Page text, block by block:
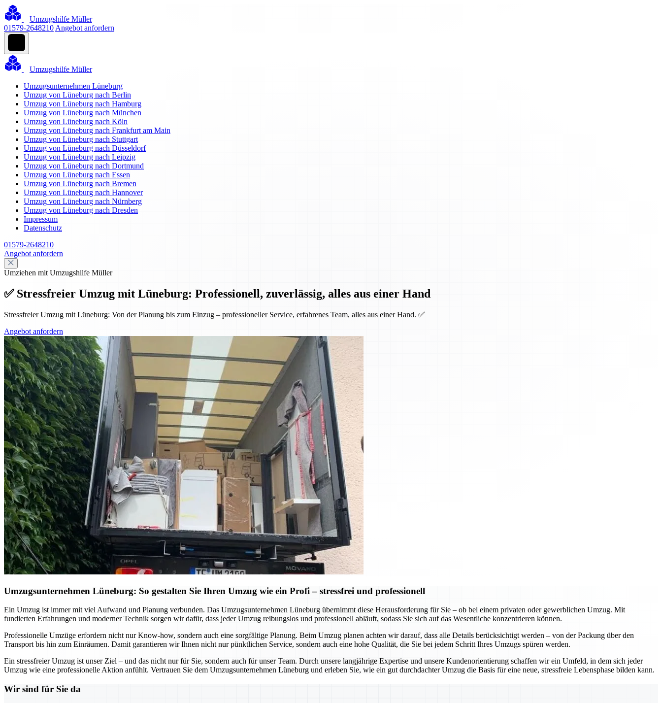
Umzugshilfe Müller
01579-2648210 Angebot anfordern
Umzugshilfe Müller
Umzugsunternehmen Lüneburg
Umzug von Lüneburg nach Berlin
Umzug von Lüneburg nach Hamburg
Umzug von Lüneburg nach München
Umzug von Lüneburg nach Köln
Umzug von Lüneburg nach Frankfurt am Main
Umzug von Lüneburg nach Stuttgart
Umzug von Lüneburg nach Düsseldorf
Umzug von Lüneburg nach Leipzig
Umzug von Lüneburg nach Dortmund
Umzug von Lüneburg nach Essen
Umzug von Lüneburg nach Bremen
Umzug von Lüneburg nach Hannover
Umzug von Lüneburg nach Nürnberg
Umzug von Lüneburg nach Dresden
Impressum
Datenschutz
01579-2648210
Angebot anfordern
Umziehen mit Umzugshilfe Müller
✅ Stressfreier Umzug mit Lüneburg: Professionell, zuverlässig, alles aus einer Hand
Stressfreier Umzug mit Lüneburg: Von der Planung bis zum Einzug – professioneller Service, erfahrenes Team, alles aus einer Hand. ✅
Angebot anfordern
Umzugsunternehmen Lüneburg: So gestalten Sie Ihren Umzug wie ein Profi – stressfrei und professionell
Ein Umzug ist immer mit viel Aufwand und Planung verbunden. Das Umzugsunternehmen Lüneburg übernimmt diese Herausforderung für Sie – ob bei einem privaten oder gewerblichen Umzug. Mit
fundierten Erfahrungen und moderner Technik sorgen wir dafür, dass jeder Umzug reibungslos und professionell abläuft, sodass Sie sich auf das Wesentliche konzentrieren können.
Professionelle Umzüge erfordern nicht nur Know-how, sondern auch eine sorgfältige Planung. Beim Umzug planen achten wir darauf, dass alle Details berücksichtigt werden – von der Packung über den
Transport bis hin zum Einräumen. Damit garantieren wir Ihnen nicht nur pünktlichen Service, sondern auch eine hohe Qualität, die Sie bei jedem Schritt Ihres Umzugs spüren werden.
Ein stressfreier Umzug ist unser Ziel – und das nicht nur für Sie, sondern auch für unser Team. Durch unsere langjährige Expertise und unsere Kundenorientierung schaffen wir ein Umfeld, in dem sich jeder
Umzug wie eine professionelle Aktion anfühlt. Vertrauen Sie dem Umzugsunternehmen Lüneburg und erleben Sie, wie ein gut durchdachter Umzug die Basis für eine neue, stressfreie Lebensphase bilden kann.
Wir sind für Sie da